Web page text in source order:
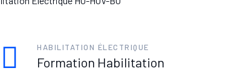
HABILITATION ÉLECTRIQUE
Formation Habilitation